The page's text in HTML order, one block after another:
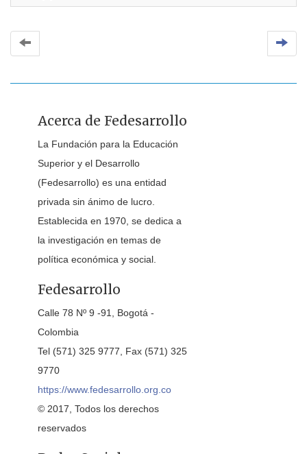
Acerca de Fedesarrollo
La Fundación para la Educación
Superior y el Desarrollo
(Fedesarrollo) es una entidad
privada sin ánimo de lucro.
Establecida en 1970, se dedica a
la investigación en temas de
política económica y social.
Fedesarrollo
Calle 78 Nº 9 -91, Bogotá -
Colombia
Tel (571) 325 9777, Fax (571) 325
9770
https://www.fedesarrollo.org.co
© 2017, Todos los derechos
reservados